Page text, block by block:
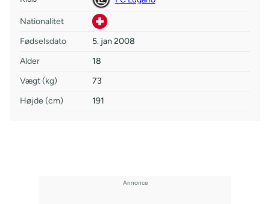
Nationalitet
Fødselsdato
5. jan 2008
Alder
18
Vægt (kg)
73
Højde (cm)
191